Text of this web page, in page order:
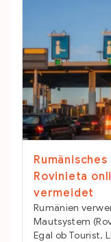
Rovinieta
vermeidet
Rumänien
Mautsystem
Egal ob Tourist,